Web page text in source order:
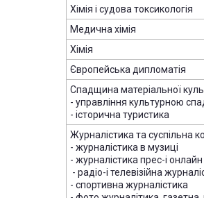
Хімія і судова токсикологія
Медична хімія
Хімія
Європейська дипломатія
Спадщина матеріальної
- управління культурною
- історична туристика
Журналістика та суспільна
- журналістика в музиці
- журналістика прес-і онлайн
- радіо-і телевізійна
- спортивна журналістика